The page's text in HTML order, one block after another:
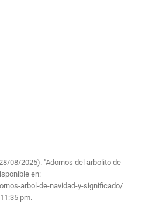
08/2025). "Adornos del arbolito de
en:
arbol-de-navidad-y-significado/
pm.